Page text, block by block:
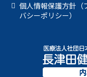
個人情報保護方針（
バシーポリシー）